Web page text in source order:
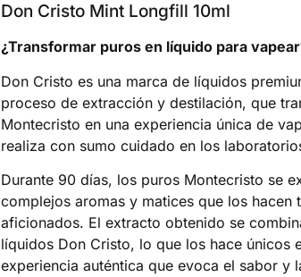
Don Cristo Mint Longfill 10ml
¿Transformar puros en líquido para
Don Cristo es una marca de líquidos
proceso de extracción y destilación, que
Montecristo en una experiencia única de
realiza con sumo cuidado en los
Durante 90 días, los puros Montecristo se
complejos aromas y matices que los hacen
aficionados. El extracto obtenido se
líquidos Don Cristo, lo que los hace únicos
experiencia auténtica que evoca el sabor y